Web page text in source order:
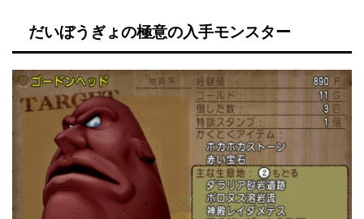
だいぼうぎょの極意の入手モンスター